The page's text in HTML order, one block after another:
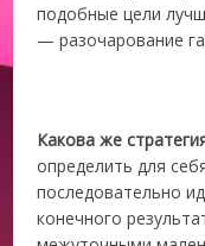
подобные цели
— разочарование
Какова же
определить для
последовательно
конечного